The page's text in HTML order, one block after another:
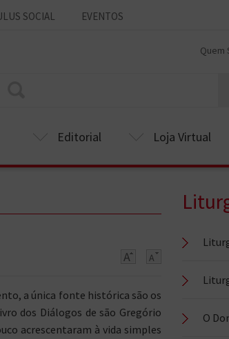
SOCIAL EVENTOS
Quem
Editorial Loja Virtual
a única fonte histórica são os
dos Diálogos de são Gregório
acrescentaram à vida simples
O